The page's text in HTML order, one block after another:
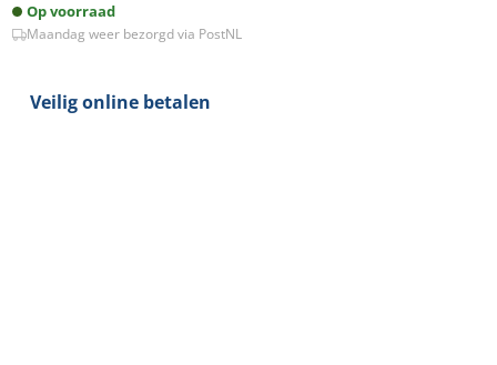
kantelbaar
5Watt
IP65
Op voorraad
Maandag weer bezorgd via PostNL
Veilig online betalen